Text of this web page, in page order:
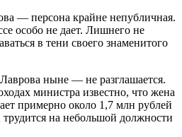
— персона крайне непубличная.
особо не дает. Лишнего не
в тени своего знаменитого
ныне — не разглашается.
министра известно, что жена
примерно около 1,7 млн рублей
на небольшой должности